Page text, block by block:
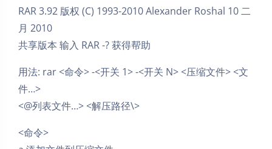
RAR 3.92 版权 (C) 1993-2010 Alexander Roshal 10 二
月 2010
共享版本 输入 RAR -? 获得帮助
用法: rar <命令> -<开关 1> -<开关 N> <压缩文件> <文
件…>
<@列表文件…> <解压路径\>
<命令>